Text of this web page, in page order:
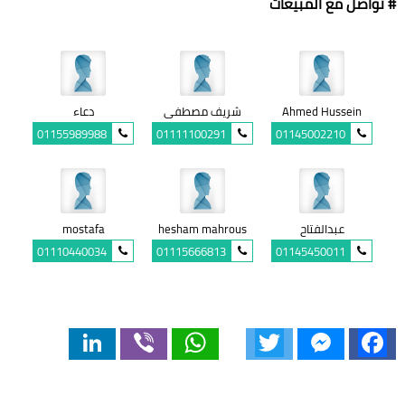
Ahmed Hussein
01145002210
شريف مصطفى
01111100291
دعاء
01155989988
عبدالفتاح
01145450011
hesham mahrous
01115666813
mostafa
01110440034
Facebook
Messenger
WhatsApp